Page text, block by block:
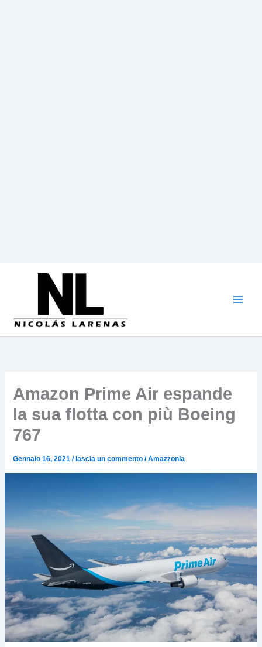
Amazon Prime Air espande
la sua flotta con più Boeing
767
Gennaio 16, 2021/ lascia un commento /Amazzonia